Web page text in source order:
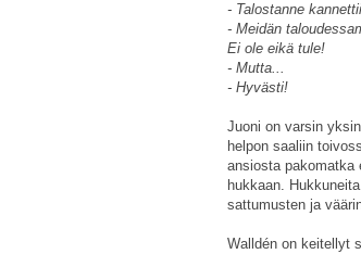
- Talostanne
- Meidän
Ei ole eikä tule!
- Mutta...
- Hyvästi!
Juoni on varsin
helpon saaliin
ansiosta pakomatka
hukkaan.
sattumusten ja
Walldén on keitellyt